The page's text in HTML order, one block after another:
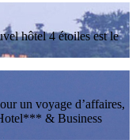
hôtel 4 étoiles est le
un voyage d’affaires,
& Business